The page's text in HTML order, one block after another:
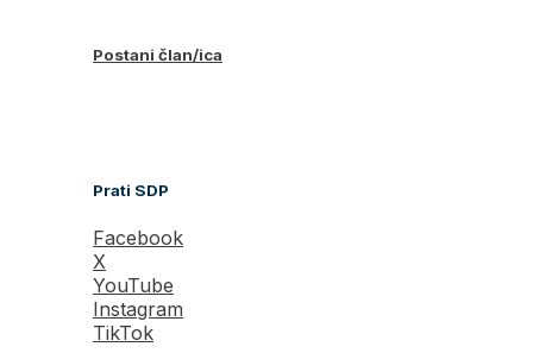
Postani član/ica
Prati SDP
Facebook
X
YouTube
Instagram
TikTok